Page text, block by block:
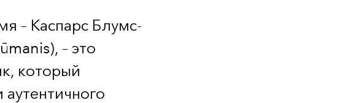
– Каспарс Блумс-
– это
который